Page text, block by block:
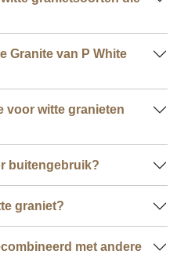
Granite van P White
voor witte granieten
buitengebruik?
graniet?
met andere